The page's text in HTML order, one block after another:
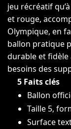
jeu récréatif
et rouge,
Olympique, en
ballon pratique
durable et
besoins des
5 Faits clés
Ballon
Taille 5,
Surface